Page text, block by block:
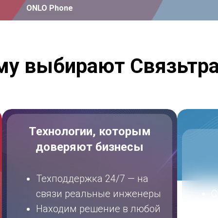
ONLO Phone
выбирают
Технологии, которым
доверяют бизнесы
Техподдержка 24/7 — на
связи реальные инженеры
Находим решение в любой